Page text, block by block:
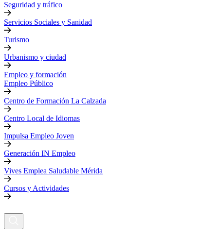
Seguridad y tráfico
Servicios Sociales y Sanidad
Turismo
Urbanismo y ciudad
Empleo y formación
Empleo Público
Centro de Formación La Calzada
Centro Local de Idiomas
Impulsa Empleo Joven
Generación IN Empleo
Vives Emplea Saludable Mérida
Cursos y Actividades